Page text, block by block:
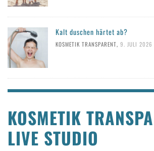
Kalt duschen härtet ab?
KOSMETIK TRANSPARENT, 9. JULI 2026
KOSMETIK
LIVE STUDIO